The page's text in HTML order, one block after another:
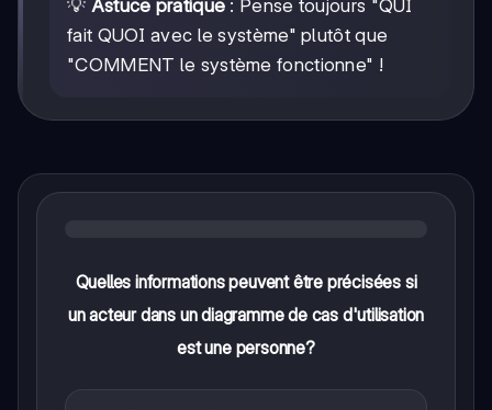
💡 Astuce pratique : Pense toujours "QUI
fait QUOI avec le système" plutôt que
"COMMENT le système fonctionne" !
Quelles informations peuvent être précisées si
un acteur dans un diagramme de cas d'utilisation
est une personne?